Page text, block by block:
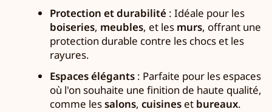
Protection et durabilité : Idéale pour les
boiseries, meubles, et les murs, offrant une
protection durable contre les chocs et les
rayures.
Espaces élégants: Parfaite pour les espaces
où l'on souhaite une finition de haute qualité,
comme lessalons, cuisineset bureaux.